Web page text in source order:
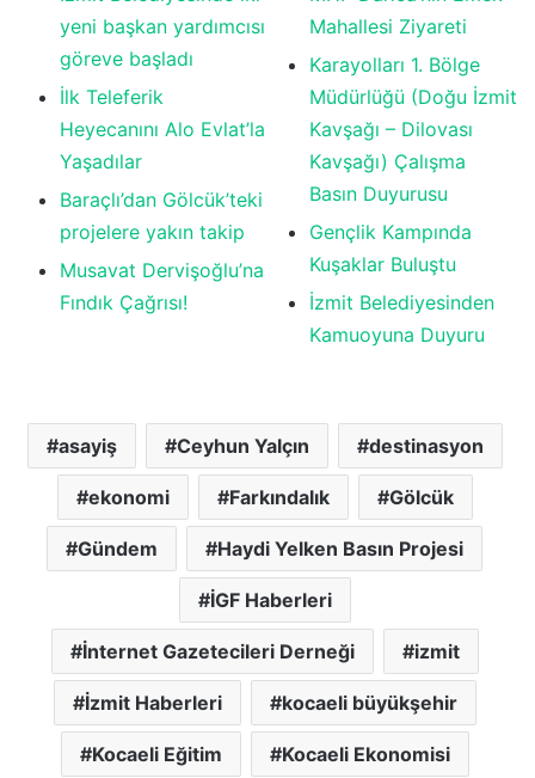
yeni başkan yardımcısı
göreve başladı
İlk Teleferik
Heyecanını Alo Evlat’la
Yaşadılar
Baraçlı’dan Gölcük’teki
projelere yakın takip
Musavat Dervişoğlu’na
Fındık Çağrısı!
Mahallesi Ziyareti
Karayolları 1. Bölge
Müdürlüğü (Doğu İzmit
Kavşağı – Dilovası
Kavşağı) Çalışma
Basın Duyurusu
Gençlik Kampında
Kuşaklar Buluştu
İzmit Belediyesinden
Kamuoyuna Duyuru
asayiş Ceyhun Yalçın destinasyon
ekonomi Farkındalık Gölcük
Gündem Haydi Yelken Basın Projesi
İGF Haberleri
İnternet Gazetecileri Derneği izmit
İzmit Haberleri kocaeli büyükşehir
Kocaeli Eğitim Kocaeli Ekonomisi